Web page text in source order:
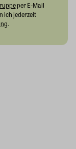
per E-Mail
ich jederzeit
.